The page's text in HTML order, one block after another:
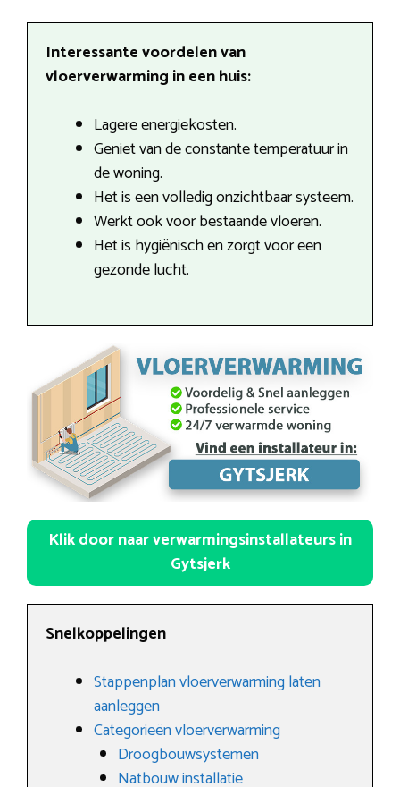
Interessante voordelen van
vloerverwarming in een huis:
Lagere energiekosten.
Geniet van de constante temperatuur in
de woning.
Het is een volledig onzichtbaar systeem.
Werkt ook voor bestaande vloeren.
Het is hygiënisch en zorgt voor een
gezonde lucht.
Klik door naar verwarmingsinstallateurs in
Gytsjerk
Snelkoppelingen
Stappenplan vloerverwarming laten
aanleggen
Categorieën vloerverwarming
Droogbouwsystemen
Natbouw installatie